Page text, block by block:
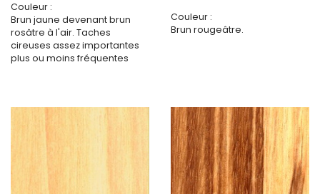
Couleur :
Brun jaune devenant brun
rosâtre à l'air. Taches
cireuses assez importantes
plus ou moins fréquentes
Couleur :
Brun rougeâtre.